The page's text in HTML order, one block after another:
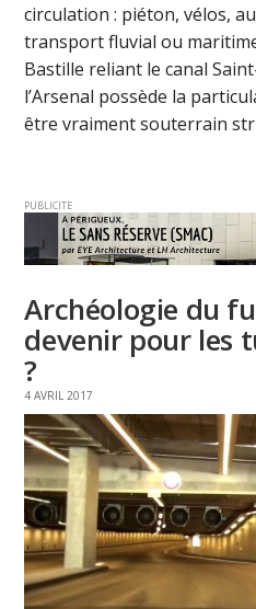
circulation : piéton, vélos,
transport fluvial ou
Bastille reliant le canal
l’Arsenal possède la
être vraiment souterrain
PUBLICITE
Archéologie du
devenir pour les
?
4 AVRIL 2017